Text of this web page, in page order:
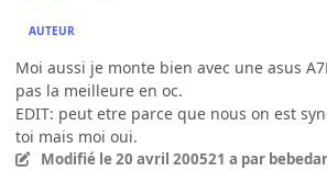
AUTEUR
Moi aussi je monte bien avec une asus
pas la meilleure en oc.
EDIT: peut etre parce que nous on est
toi mais moi oui.
Modifié le 20 avril 200521 a par